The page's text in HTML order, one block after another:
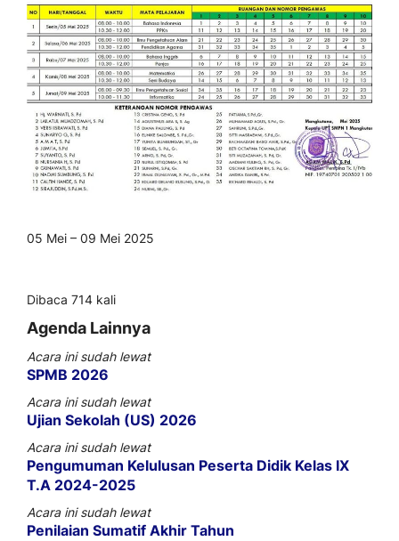
05 Mei – 09 Mei 2025
Dibaca 714 kali
Agenda Lainnya
Acara ini sudah lewat
SPMB 2026
Acara ini sudah lewat
Ujian Sekolah (US) 2026
Acara ini sudah lewat
Pengumuman Kelulusan Peserta Didik Kelas IX
T.A 2024-2025
Acara ini sudah lewat
Penilaian Sumatif Akhir Tahun